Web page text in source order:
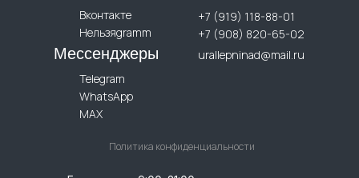
+7 (919) 118-88-01
+7 (908) 820-65-02
urallepninad@mail.ru
Политика конфиденциальности
Вконтакте
Нельзяgramm
Telegram
WhatsApp
MAX
Мессенджеры